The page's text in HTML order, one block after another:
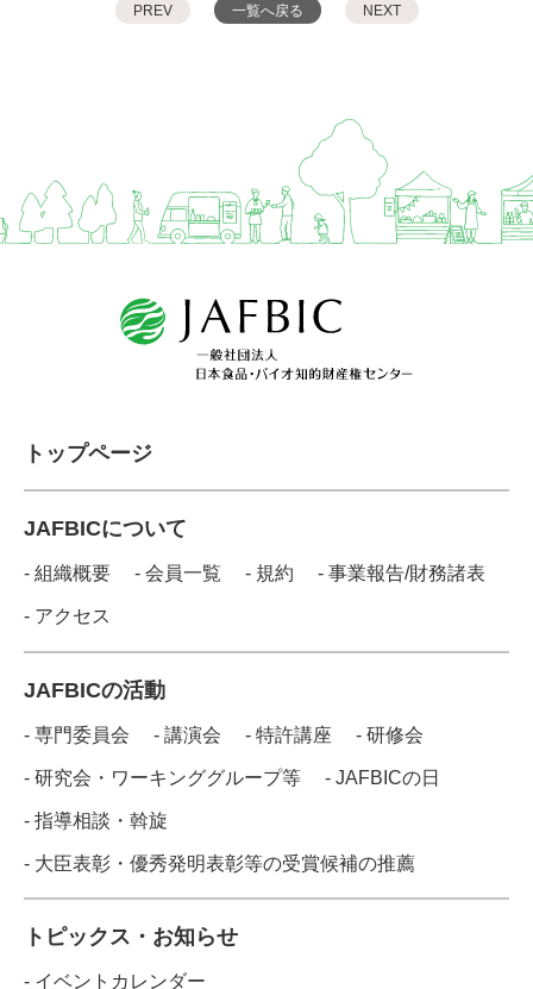
PREV 一覧へ戻る NEXT
トップページ
JAFBICについて
- 組織概要 - 会員一覧 - 規約 - 事業報告/財務諸表
- アクセス
JAFBICの活動
- 専門委員会 - 講演会 - 特許講座 - 研修会
- 研究会・ワーキンググループ等 - JAFBICの日
- 指導相談・斡旋
- 大臣表彰・優秀発明表彰等の受賞候補の推薦
トピックス・お知らせ
- イベントカレンダー